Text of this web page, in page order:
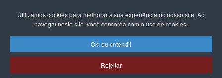
FR ES
Utilizamos cookies para melhorar a sua experiência no nosso site. Ao
navegar neste site, você concorda com o uso de cookies.
Ok, eu entendi!
Rejeitar